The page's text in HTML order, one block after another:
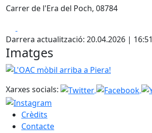
Carrer de l'Era del Poch, 08784
Darrera actualització: 20.04.2026 | 16:51
Imatges
L'OAC mòbil arriba a Piera!
Xarxes socials:
Crèdits
Contacte